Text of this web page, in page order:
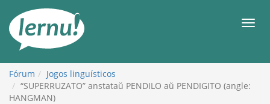
conteúdo
Fórum
Jogos linguísticos
“SUPERRUZATO” anstataŭ PENDILO aŭ PENDIGITO (angle:
HANGMAN)